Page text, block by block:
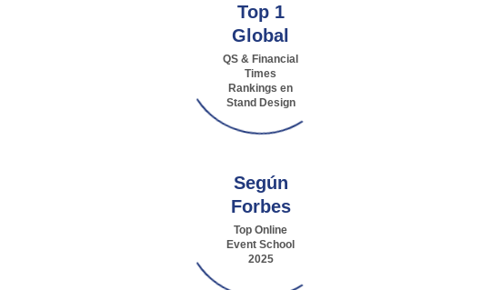
Top 1
Global
QS & Financial
Times
Rankings en
Stand Design
Según
Forbes
Top Online
Event School
2025